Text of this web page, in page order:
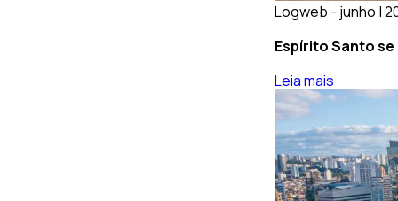
Logweb - junho |
Espírito Santo
Leia mais